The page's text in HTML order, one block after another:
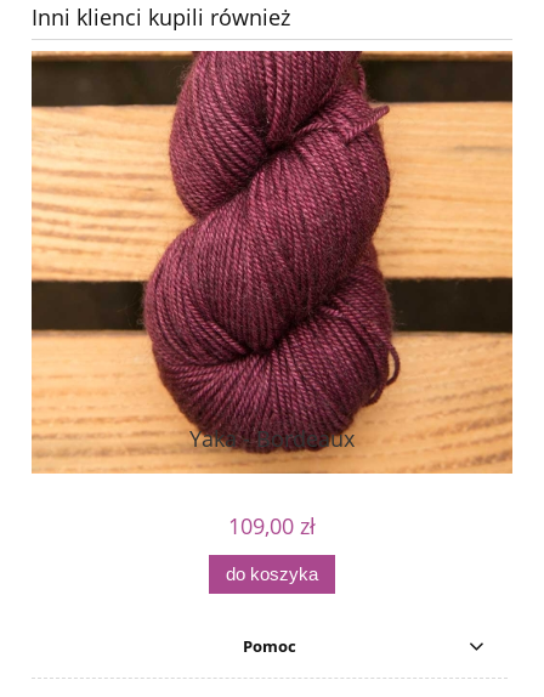
Inni klienci kupili również
Yaka - Bordeaux
109,00 zł
do koszyka
Pomoc